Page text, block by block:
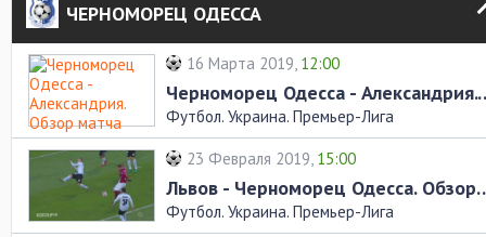
ЧЕРНОМОРЕЦ ОДЕССА
16 Марта 2019, 12:00
Черноморец
Футбол. Украина. Премьер-Лига
23 Февраля 2019, 15:00
Львов -
Футбол. Украина. Премьер-Лига